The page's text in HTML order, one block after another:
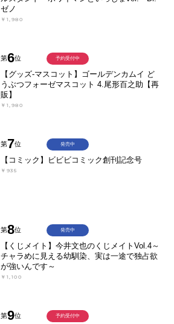
ゼノ
￥1,980
第6位
【グッズ-マスコット】ゴールデンカムイ ど
うぶつフォーゼマスコット 4.尾形百之助【再
販】
￥1,980
予約受付中
第7位
【コミック】ビビビコミック創刊記念号
￥935
発売中
第8位
【くじメイト】今井文也のくじメイトVol.4～
チャラめに見える幼馴染、実は一途で独占欲
が強いんです～
￥1,100
発売中
第9位 予約受付中